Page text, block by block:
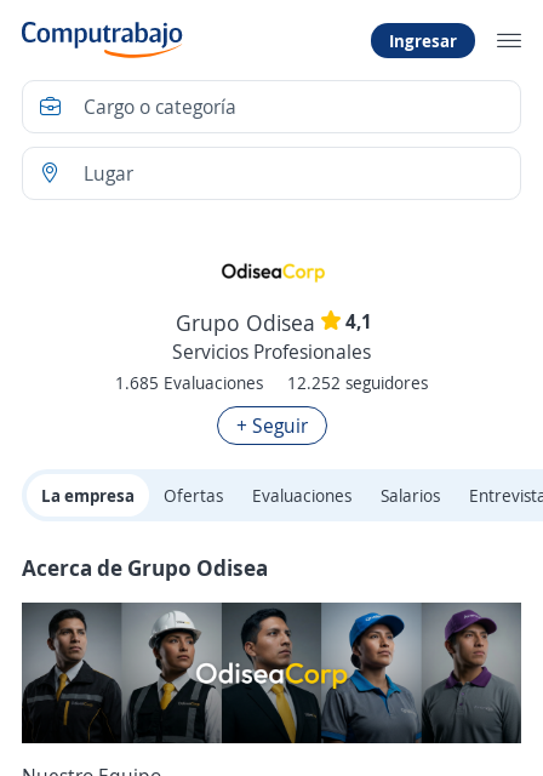
Ingresar
Grupo Odisea
4,1
Servicios Profesionales
1.685 Evaluaciones 12.252 seguidores
+ Seguir
La empresa Ofertas Evaluaciones Salarios
Acerca de Grupo Odisea